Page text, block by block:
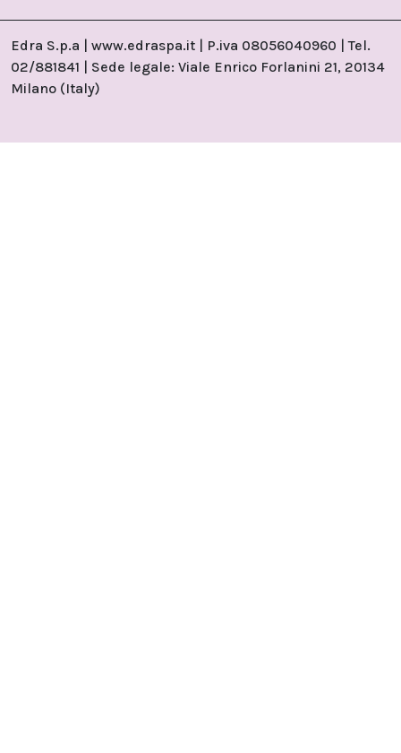
Edra S.p.a | www.edraspa.it | P.iva 08056040960 | Tel.
02/881841 | Sede legale: Viale Enrico Forlanini 21, 20134
Milano (Italy)